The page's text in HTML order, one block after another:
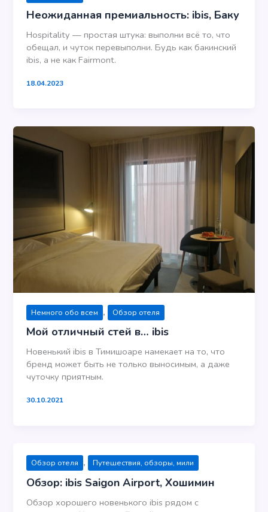
Неожиданная премиальность: ibis, Баку
Hospitality — простая штука: выполни всё то, что
обещал, и чуток перевыполни. Будь как бакинский
ibis, а не как Fairmont.
18.04.2023
Немного обо всем , Обзор отеля
Мой отличный стей в… ibis
Новенький ibis в Тимишоаре намекает на то, что
бренд может быть не только выносимым, а даже
чуточку приятным.
30.10.2021
Обзор отеля , Путешествия, обзоры, мили
Обзор: ibis Saigon Airport, Хошимин
Обзор хорошего новенького ibis рядом с